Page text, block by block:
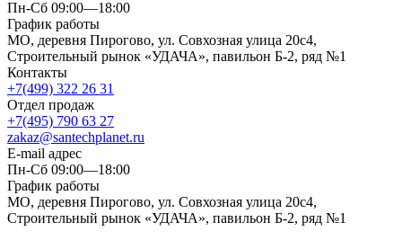
Пн-Сб 09:00—18:00
График работы
МО, деревня Пирогово, ул. Совхозная улица 20с4,
Строительный рынок «УДАЧА», павильон Б-2, ряд №1
Контакты
+7(499) 322 26 31
Отдел продаж
+7(495) 790 63 27
zakaz@santechplanet.ru
E-mail адрес
Пн-Сб 09:00—18:00
График работы
МО, деревня Пирогово, ул. Совхозная улица 20с4,
Строительный рынок «УДАЧА», павильон Б-2, ряд №1